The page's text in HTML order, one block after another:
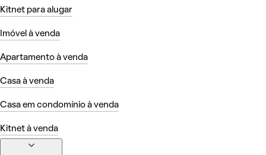
Kitnet para alugar
Imóvel à venda
Apartamento à venda
Casa à venda
Casa em condomínio à venda
Kitnet à venda